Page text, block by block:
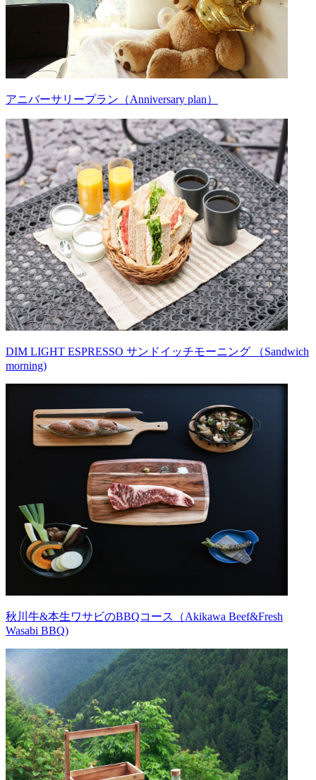
アニバーサリープラン（Anniversary plan）
DIM LIGHT ESPRESSO サンドイッチモーニング （Sandwich
morning)
秋川牛&本生ワサビのBBQコース（Akikawa Beef&Fresh
Wasabi BBQ)